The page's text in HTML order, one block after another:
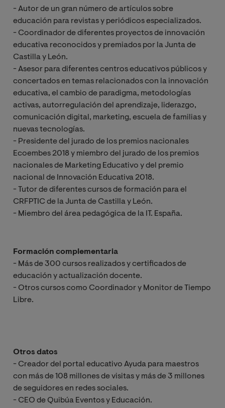
- Autor de un gran número de artículos sobre
educación para revistas y periódicos especializados.
- Coordinador de diferentes proyectos de innovación
educativa reconocidos y premiados por la Junta de
Castilla y León.
- Asesor para diferentes centros educativos públicos y
concertados en temas relacionados con la innovación
educativa, el cambio de paradigma, metodologías
activas, autorregulación del aprendizaje, liderazgo,
comunicación digital, marketing, escuela de familias y
nuevas tecnologías.
- Presidente del jurado de los premios nacionales
Ecoembes 2018 y miembro del jurado de los premios
nacionales de Marketing Educativo y del premio
nacional de Innovación Educativa 2018.
- Tutor de diferentes cursos de formación para el
CRFPTIC de la Junta de Castilla y León.
- Miembro del área pedagógica de la IT. España.
Formación complementaria
- Más de 300 cursos realizados y certificados de
educación y actualización docente.
- Otros cursos como Coordinador y Monitor de Tiempo
Libre.
Otros datos
- Creador del portal educativo Ayuda para maestros
con más de 108 millones de visitas y más de 3 millones
de seguidores en redes sociales.
- CEO de Quibúa Eventos y Educación.